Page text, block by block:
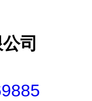
司